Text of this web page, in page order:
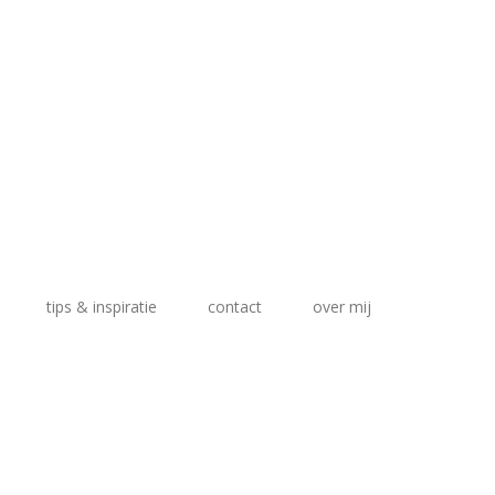
tips & inspiratie contact over mij